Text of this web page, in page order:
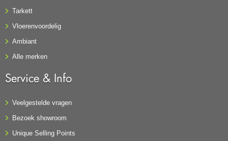
Tarkett
Vloerenvoordelig
Ambiant
Alle merken
Service & Info
Veelgestelde vragen
Bezoek showroom
Unique Selling Points